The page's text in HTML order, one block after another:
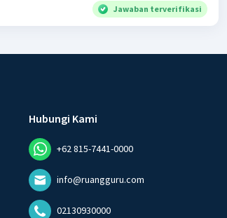
Jawaban terverifikasi
Hubungi Kami
+62 815-7441-0000
info@ruangguru.com
02130930000